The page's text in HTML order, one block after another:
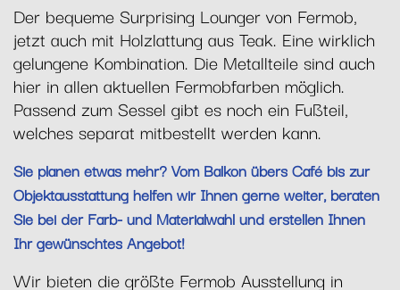
Der bequeme Surprising Lounger von Fermob,
jetzt auch mit Holzlattung aus Teak. Eine wirklich
gelungene Kombination. Die Metallteile sind auch
hier in allen aktuellen Fermobfarben möglich.
Passend zum Sessel gibt es noch ein Fußteil,
welches separat mitbestellt werden kann.
Sie planen etwas mehr? Vom Balkon übers Café bis zur
Objektausstattung helfen wir Ihnen gerne weiter, beraten
Sie bei der Farb- und Materialwahl und erstellen Ihnen
Ihr gewünschtes Angebot!
Wir bieten die größte Fermob Ausstellung in